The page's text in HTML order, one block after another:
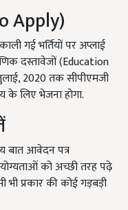
Apply)
गई भर्तियों पर अप्लाई
दस्तावेजों (Education
2020 तक सीपीएमजी
के लिए भेजना होगा.
बात आवेदन पत्र
को अच्छी तरह पढ़े
प्रकार की कोई गड़बड़ी